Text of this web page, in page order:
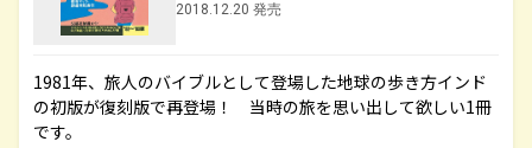
2018.12.20 発売
1981年、旅人のバイブルとして登場した地球の歩き方インド
の初版が復刻版で再登場！ 当時の旅を思い出して欲しい1冊
です。